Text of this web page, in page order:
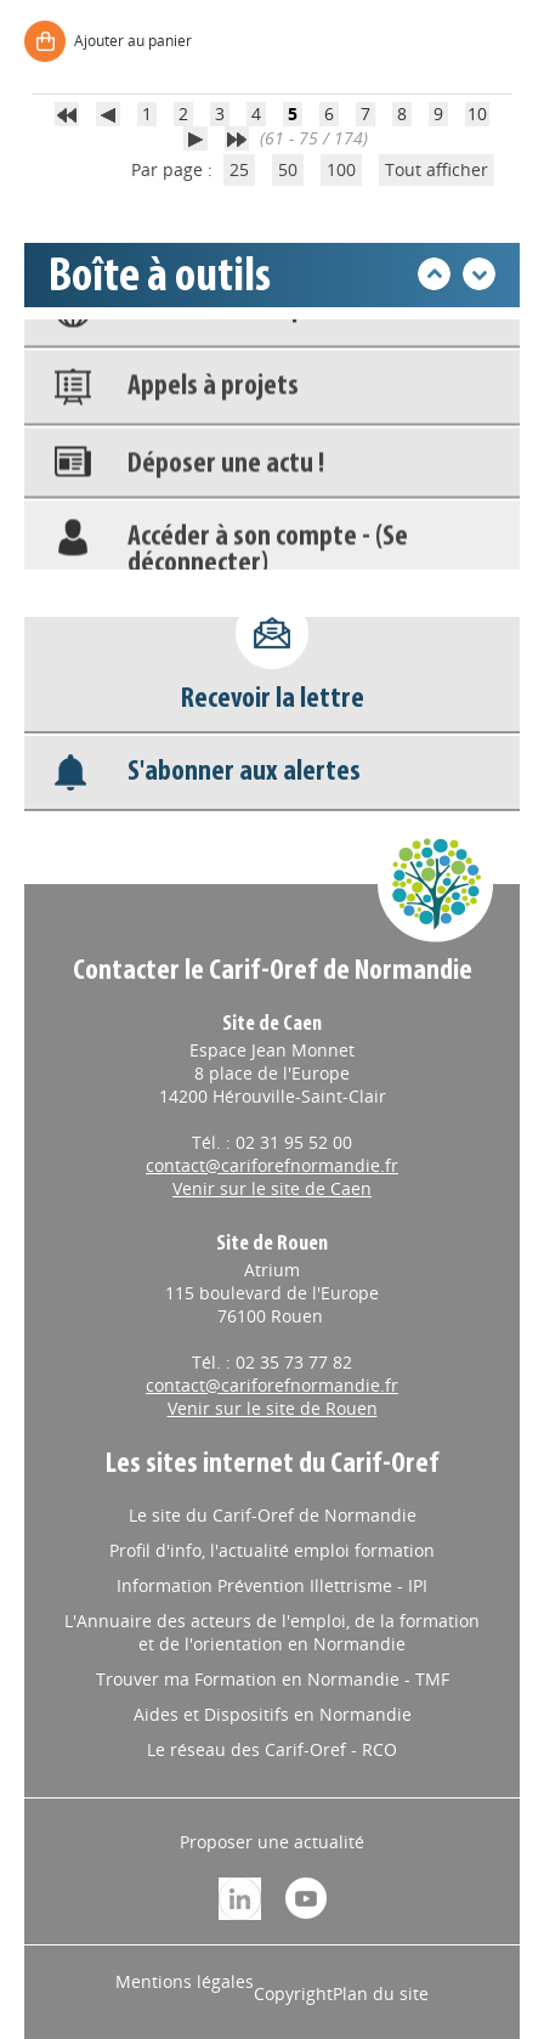
Ajouter au panier
1 2 3 4 5 6 7 8 9
10
(61 - 75 / 174)
Par page :
25 50 100 Tout afficher
Boîte à outils
Déposer une actu !
Accéder à son compte - (Se
déconnecter)
Nos veilles Scoop.it
Appels à projets
Déposer une actu !
Accéder à son compte - (Se
déconnecter)
Nos veilles Scoop.it
Appels à projets
Recevoir la lettre
S'abonner aux alertes
Contacter le Carif-Oref de Normandie
Site de Caen
Espace Jean Monnet
8 place de l'Europe
14200 Hérouville-Saint-Clair
Tél. : 02 31 95 52 00
contact@cariforefnormandie.fr
Venir sur le site de Caen
Site de Rouen
Atrium
115 boulevard de l'Europe
76100 Rouen
Tél. : 02 35 73 77 82
contact@cariforefnormandie.fr
Venir sur le site de Rouen
Les sites internet du Carif-Oref
Le site du Carif-Oref de Normandie
Profil d'info, l'actualité emploi formation
Information Prévention Illettrisme - IPI
L'Annuaire des acteurs de l'emploi, de la formation
et de l'orientation en Normandie
Trouver ma Formation en Normandie - TMF
Aides et Dispositifs en Normandie
Le réseau des Carif-Oref - RCO
Proposer une actualité
Mentions légales
CopyrightPlan du site